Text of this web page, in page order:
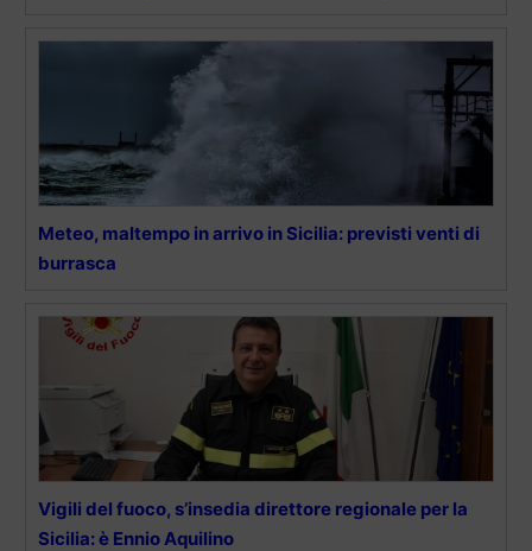
Meteo, maltempo in arrivo in Sicilia: previsti venti di
burrasca
Vigili del fuoco, s’insedia direttore regionale per la
Sicilia: è Ennio Aquilino